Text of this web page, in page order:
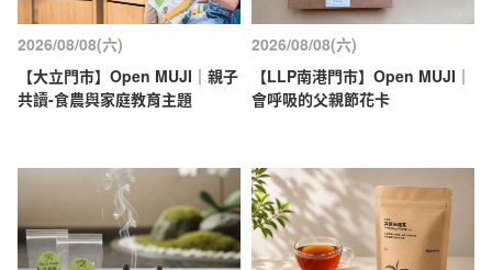
2026/08/08(六)
【大立門市】Open MUJI｜親子
共讀-食農與家庭教育主題
2026/08/08(六)
【LLP南港門市】Open MUJI｜
會呼吸的父親節花卡